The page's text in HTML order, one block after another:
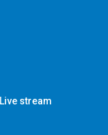
Live stream